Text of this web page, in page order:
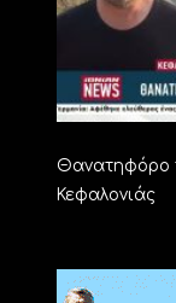
Θανατηφόρο
Κεφαλονιάς